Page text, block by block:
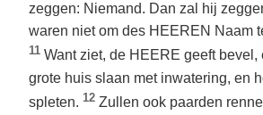
zeggen: Niemand. Dan zal hij
waren niet om des HEEREN Naam
11 Want ziet, de HEERE geeft bevel,
grote huis slaan met inwatering, en
spleten. 12 Zullen ook paarden